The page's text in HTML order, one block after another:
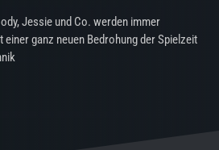
Jessie und Co. werden immer
ganz neuen Bedrohung der Spielzeit